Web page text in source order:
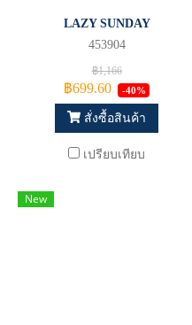
LAZY SUNDAY
453904
฿1,166
฿699.60 -40%
สั่งซื้อสินค้า
เปรียบเทียบ
New